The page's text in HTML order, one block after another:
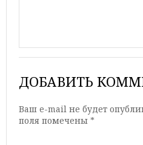
ДОБАВИТЬ
Ваш e-mail не будет
поля помечены *